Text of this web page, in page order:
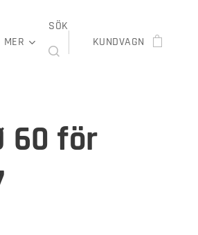
MER
SÖK
KUNDVAGN
60 för